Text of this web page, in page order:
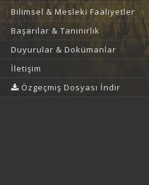
Bilimsel & Mesleki Faaliyetler
Başarılar & Tanınırlık
Duyurular & Dokümanlar
İletişim
Özgeçmiş Dosyası İndir